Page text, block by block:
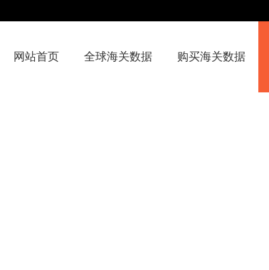
网站首页 全球海关数据 购买海关数据